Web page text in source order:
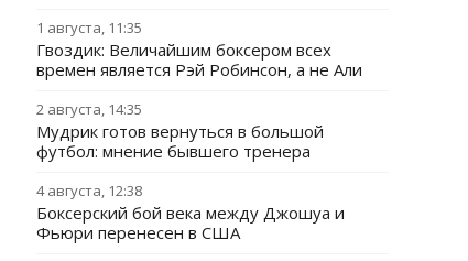
1 августа, 11:35
Гвоздик: Величайшим боксером всех
времен является Рэй Робинсон, а не Али
2 августа, 14:35
Мудрик готов вернуться в большой
футбол: мнение бывшего тренера
4 августа, 12:38
Боксерский бой века между Джошуа и
Фьюри перенесен в США